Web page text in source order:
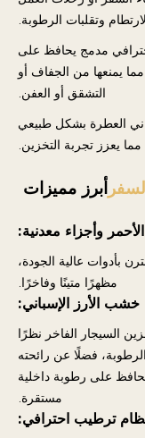
وتقلبات الرطوبة.
مدمج يحافظ على
يمنعها من الجفاف أو
التشقق أو العفن.
العطرة بشكل طبيعي
يعزز تجربة التخزين.
أبرز مميزات
وأجزاء معدنية:
بأدوات عالية الجودة،
مظهرًا متينًا وفاخرًا.
الأرز الإسباني:
السيجار الفاخر نظرًا
فضلًا عن رائحته
على رطوبة داخلية
مستقرة.
ترطيب احترافي: